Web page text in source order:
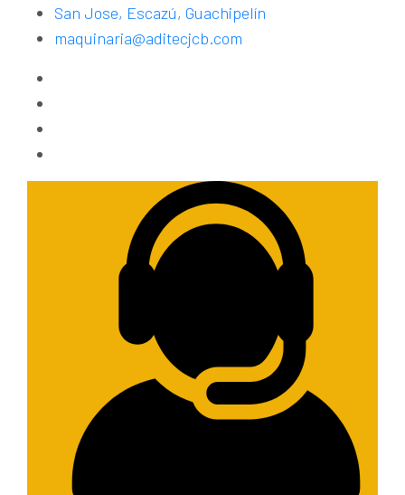
San Jose, Escazú, Guachipelín
maquinaria@aditecjcb.com